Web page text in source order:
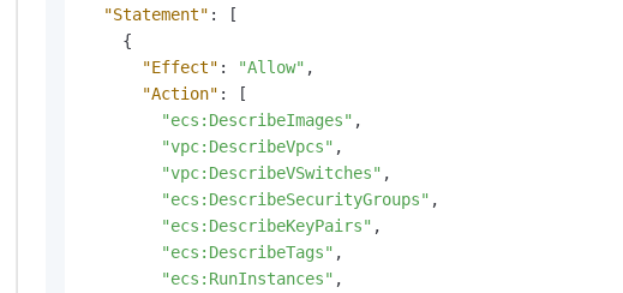
"Statement" :
[
{
"Effect" : "Allow" ,
"Action" :
[
"ecs:DescribeImages" ,
"vpc:DescribeVpcs" ,
"vpc:DescribeVSwitches" ,
"ecs:DescribeSecurityGroups" ,
"ecs:DescribeKeyPairs" ,
"ecs:DescribeTags" ,
"ecs:RunInstances" ,